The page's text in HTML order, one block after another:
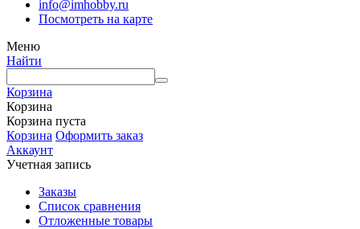
info@imhobby.ru
Посмотреть на карте
Меню
Найти
Корзина
Корзина
Корзина пуста
Корзина Оформить заказ
Аккаунт
Учетная запись
Заказы
Список сравнения
Отложенные товары